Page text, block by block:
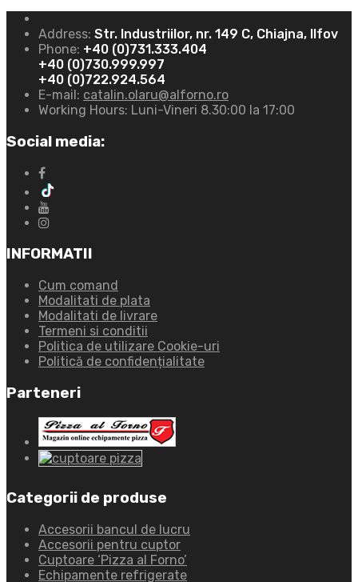
Address: Str. Industriilor, nr. 149 C, Chiajna, Ilfov
Phone: +40 (0)731.333.404
+40 (0)730.999.997
+40 (0)722.924.564
E-mail: catalin.olaru@alforno.ro
Working Hours: Luni-Vineri 8.30:00 la 17:00
Social media:
INFORMATII
Cum comand
Modalitati de plata
Modalitati de livrare
Termeni si conditii
Politica de utilizare Cookie-uri
Politică de confidențialitate
Parteneri
Categorii de produse
Accesorii bancul de lucru
Accesorii pentru cuptor
Cuptoare ‘Pizza al Forno’
Echipamente refrigerate